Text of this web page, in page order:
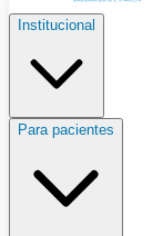
Institucional
Para pacientes